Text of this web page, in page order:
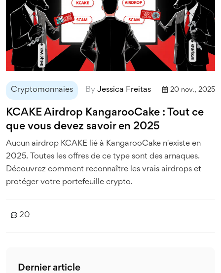
Cryptomonnaies By Jessica Freitas 20 nov., 2025
KCAKE Airdrop KangarooCake : Tout ce
que vous devez savoir en 2025
Aucun airdrop KCAKE lié à KangarooCake n'existe en
2025. Toutes les offres de ce type sont des arnaques.
Découvrez comment reconnaître les vrais airdrops et
protéger votre portefeuille crypto.
20
Dernier article